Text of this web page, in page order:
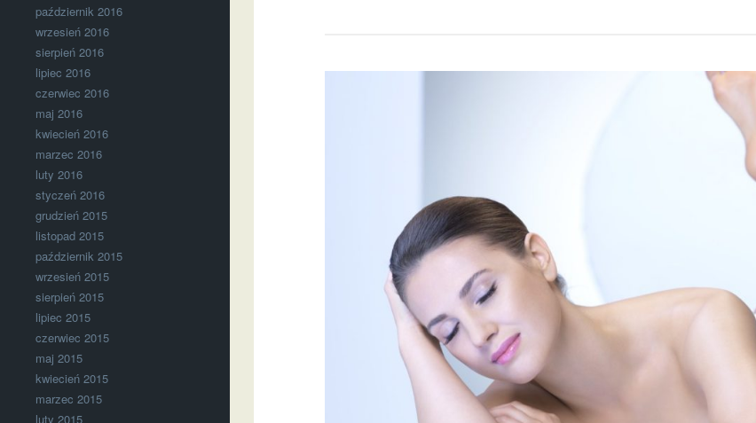
październik 2016
wrzesień 2016
sierpień 2016
lipiec 2016
czerwiec 2016
maj 2016
kwiecień 2016
marzec 2016
luty 2016
styczeń 2016
grudzień 2015
listopad 2015
październik 2015
wrzesień 2015
sierpień 2015
lipiec 2015
czerwiec 2015
maj 2015
kwiecień 2015
marzec 2015
luty 2015